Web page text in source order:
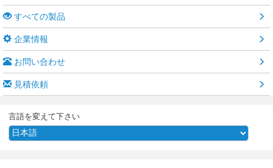
すべての製品
企業情報
お問い合わせ
見積依頼
言語を変えて下さい